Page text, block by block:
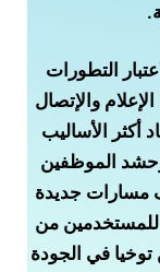
التطورات
والإتصال
أكثر الأساليب
وحشد الموظفين
مسارات جديدة
للمستخدمين من
توخيا في الجودة